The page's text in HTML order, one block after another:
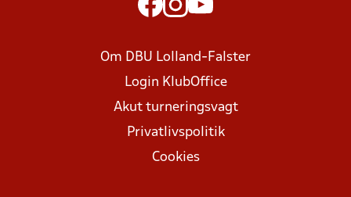
Om DBU Lolland-Falster
Login KlubOffice
Akut turneringsvagt
Privatlivspolitik
Cookies